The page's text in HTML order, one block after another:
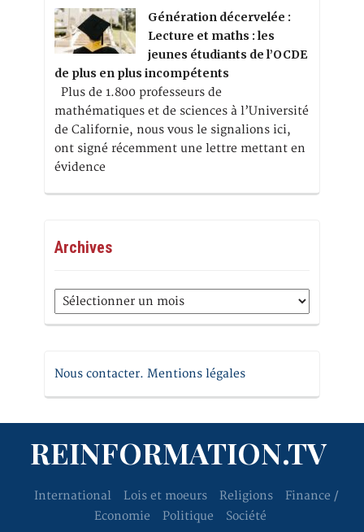
Génération décervelée :
Lecture et maths : les
jeunes étudiants de l’OCDE
de plus en plus incompétents
Plus de 1.800 professeurs de
mathématiques et de sciences à l’Université
de Californie, nous vous le signalions ici,
ont signé récemment une lettre mettant en
évidence
Archives
Archives
Nous contacter. Mentions légales
REINFORMATION.TV
International Lois et moeurs Religions
Finance /
Economie
Politique Société